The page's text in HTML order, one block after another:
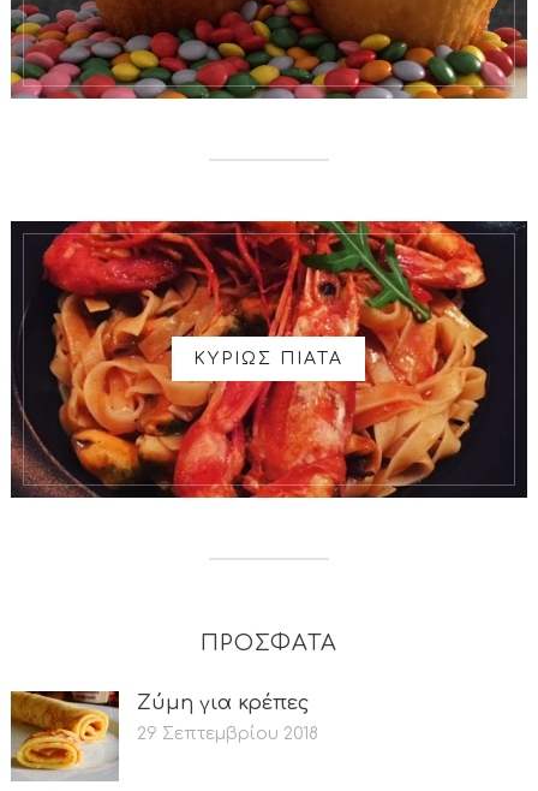
ΚΥΡΙΩΣ ΠΙΑΤΑ
ΠΡΟΣΦΑΤΑ
Ζύμη για κρέπες
29 Σεπτεμβρίου 2018